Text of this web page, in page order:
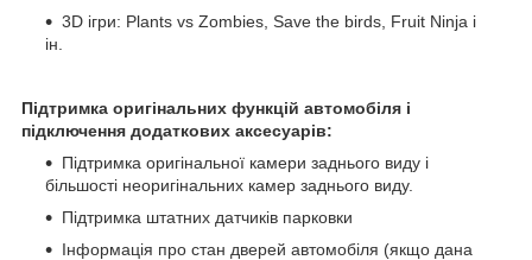
3D ігри: Plants vs Zombies, Save the birds, Fruit Ninja і
ін.
Підтримка оригінальних функцій автомобіля і
підключення додаткових аксесуарів:
Підтримка оригінальної камери заднього виду і
більшості неоригінальних камер заднього виду.
Підтримка штатних датчиків парковки
Інформація про стан дверей автомобіля (якщо дана